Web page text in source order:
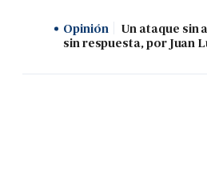
Opinión
Un ataque sin
sin respuesta, por Juan